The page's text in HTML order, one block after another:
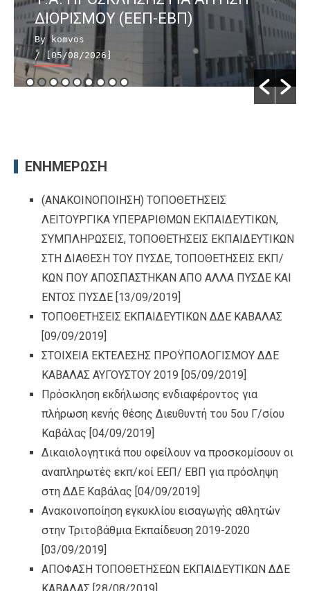
ΔΙΟΡΙΣΜΟΥ (ΕΕΠ-ΕΒΠ)
By komvos
/ [05/08/2026]
ΕΝΗΜΕΡΩΣΗ
(ΑΝΑΚΟΙΝΟΠΟΙΗΣΗ) ΤΟΠΟΘΕΤΗΣΕΙΣ
ΛΕΙΤΟΥΡΓΙΚΑ ΥΠΕΡΑΡΙΘΜΩΝ ΕΚΠΑΙΔΕΥΤΙΚΩΝ,
ΣΥΜΠΛΗΡΩΣΕΙΣ, ΤΟΠΟΘΕΤΗΣΕΙΣ ΕΚΠΑΙΔΕΥΤΙΚΩΝ
ΣΤΗ ΔΙΑΘΕΣΗ ΤΟΥ ΠΥΣΔΕ, ΤΟΠΟΘΕΤΗΣΕΙΣ ΕΚΠ/
ΚΩΝ ΠΟΥ ΑΠΟΣΠΑΣΤΗΚΑΝ ΑΠΟ ΑΛΛΑ ΠΥΣΔΕ ΚΑΙ
ΕΝΤΟΣ ΠΥΣΔΕ [13/09/2019]
ΤΟΠΟΘΕΤΗΣΕΙΣ ΕΚΠΑΙΔΕΥΤΙΚΩΝ ΔΔΕ ΚΑΒΑΛΑΣ
[09/09/2019]
ΣΤΟΙΧΕΙΑ ΕΚΤΕΛΕΣΗΣ ΠΡΟΫΠΟΛΟΓΙΣΜΟΥ ΔΔΕ
ΚΑΒΑΛΑΣ ΑΥΓΟΥΣΤΟΥ 2019 [05/09/2019]
Πρόσκληση εκδήλωσης ενδιαφέροντος για
πλήρωση κενής θέσης Διευθυντή του 5ου Γ/σίου
Καβάλας [04/09/2019]
Δικαιολογητικά που οφείλουν να προσκομίσουν οι
αναπληρωτές εκπ/κοί ΕΕΠ/ ΕΒΠ για πρόσληψη
στη ΔΔΕ Καβάλας [04/09/2019]
Ανακοινοποίηση εγκυκλίου εισαγωγής αθλητών
στην Τριτοβάθμια Εκπαίδευση 2019-2020
[03/09/2019]
ΑΠΟΦΑΣΗ ΤΟΠΟΘΕΤΗΣΕΩΝ ΕΚΠΑΙΔΕΥΤΙΚΩΝ ΔΔΕ